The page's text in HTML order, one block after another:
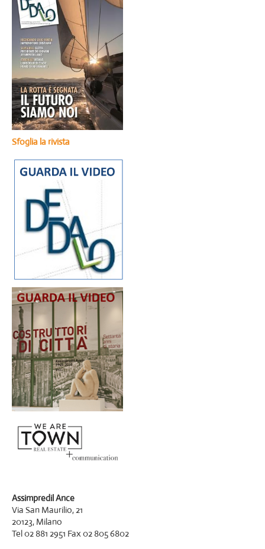
Sfoglia la rivista
Assimpredil Ance
Via San Maurilio, 21
20123, Milano
Tel 02 881 2951 Fax 02 805 6802